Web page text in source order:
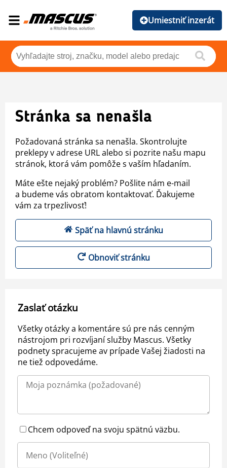
Umiestniť inzerát
Stránka sa nenašla
Požadovaná stránka sa nenašla. Skontrolujte
preklepy v adrese URL alebo si pozrite našu mapu
stránok, ktorá vám pomôže s vaším hľadaním.
Máte ešte nejaký problém? Pošlite nám e-mail
a budeme vás obratom kontaktovať. Ďakujeme
vám za trpezlivosť!
Späť na hlavnú stránku
Obnoviť stránku
Zaslať otázku
Všetky otázky a komentáre sú pre nás cenným
nástrojom pri rozvíjaní služby Mascus. Všetky
podnety spracujeme av prípade Vašej žiadosti na
ne tiež odpovedáme.
Chcem odpoveď na svoju spätnú väzbu.